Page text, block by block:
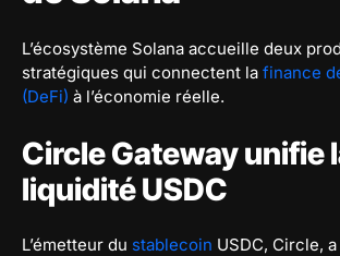
L’écosystème Solana accueille deux
stratégiques qui connectent la finance
(DeFi) à l’économie réelle.
Circle Gateway unifie
liquidité USDC
L’émetteur du stablecoin USDC, Circle,